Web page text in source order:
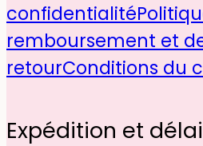
confidentialité
remboursement et
retourConditions du
Expédition et